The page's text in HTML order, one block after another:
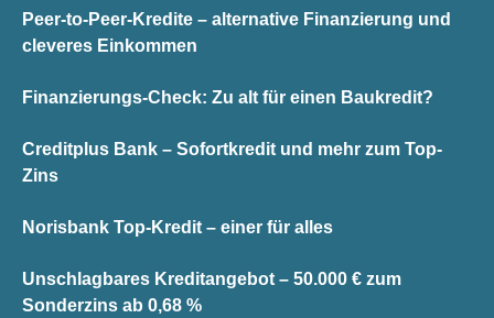
Peer-to-Peer-Kredite – alternative Finanzierung und
cleveres Einkommen
Finanzierungs-Check: Zu alt für einen Baukredit?
Creditplus Bank – Sofortkredit und mehr zum Top-
Zins
Norisbank Top-Kredit – einer für alles
Unschlagbares Kreditangebot – 50.000 € zum
Sonderzins ab 0,68 %